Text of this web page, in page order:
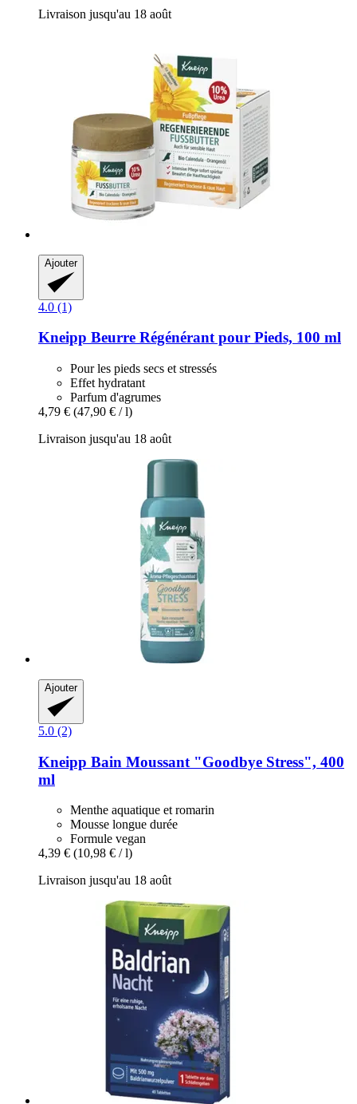
Livraison jusqu'au 18 août
Ajouter
4.0 (1)
Kneipp Beurre Régénérant pour Pieds, 100 ml
Pour les pieds secs et stressés
Effet hydratant
Parfum d'agrumes
4,79 € (47,90 € / l)
Livraison jusqu'au 18 août
Ajouter
5.0 (2)
Kneipp Bain Moussant "Goodbye Stress", 400
ml
Menthe aquatique et romarin
Mousse longue durée
Formule vegan
4,39 € (10,98 € / l)
Livraison jusqu'au 18 août